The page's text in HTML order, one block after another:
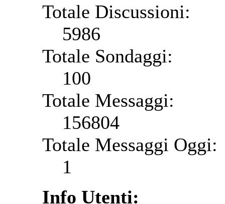
Totale Discussioni:
5986
Totale Sondaggi:
100
Totale Messaggi:
156804
Totale Messaggi Oggi:
1
Info Utenti: